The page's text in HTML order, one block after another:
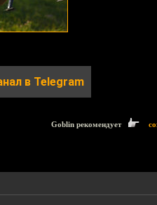
в Telegram
Goblin рекомендует